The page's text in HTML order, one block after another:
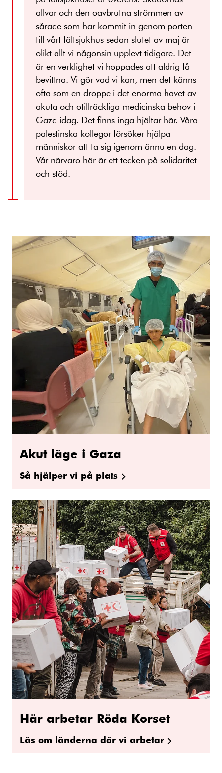
allvar och den oavbrutna strömmen av
sårade som har kommit in genom porten
till vårt fältsjukhus sedan slutet av maj är
olikt allt vi någonsin upplevt tidigare. Det
är en verklighet vi hoppades att aldrig få
bevittna. Vi gör vad vi kan, men det känns
ofta som en droppe i det enorma havet av
akuta och otillräckliga medicinska behov i
Gaza idag. Det finns inga hjältar här. Våra
palestinska kollegor försöker hjälpa
människor att ta sig igenom ännu en dag.
Vår närvaro här är ett tecken på solidaritet
och stöd.
Akut läge i Gaza
Så hjälper vi på plats
Här arbetar Röda Korset
Läs om länderna där vi arbetar